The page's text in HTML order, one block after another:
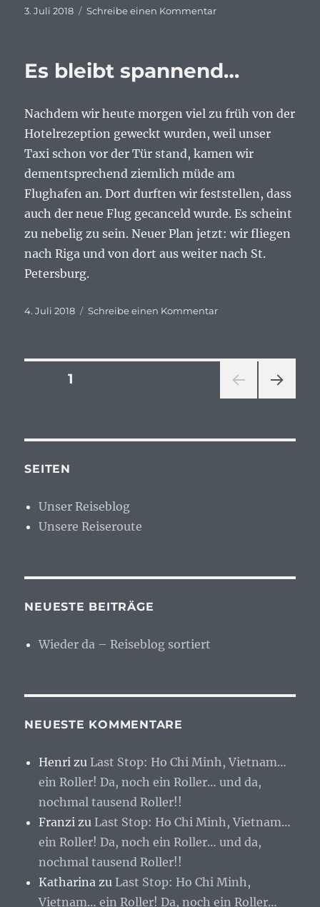
Veröffentlicht
3. Juli 2018 Schreibe einen Kommentarzu
Es bleibt spannend…
Nachdem wir heute morgen viel zu früh von der
Hotelrezeption geweckt wurden, weil unser
Taxi schon vor der Tür stand, kamen wir
dementsprechend ziemlich müde am
Flughafen an. Dort durften wir feststellen, dass
auch der neue Flug gecanceld wurde. Es scheint
zu nebelig zu sein. Neuer Plan jetzt: wir fliegen
nach Riga und von dort aus weiter nach St.
Petersburg.
Veröffentlicht
4. Juli 2018 Schreibe einen Kommentarzu
Seitennummerierung
Beiträge
SEITE1
E
SEITEN
Unser Reiseblog
Unsere Reiseroute
NEUESTE BEITRÄGE
Wieder da – Reiseblog sortiert
NEUESTE KOMMENTARE
Henri zu Last Stop: Ho Chi Minh, Vietnam…
ein Roller! Da, noch ein Roller… und da,
nochmal tausend Roller!!
Franzi zu Last Stop: Ho Chi Minh, Vietnam…
ein Roller! Da, noch ein Roller… und da,
nochmal tausend Roller!!
Katharina zu Last Stop: Ho Chi Minh,
Vietnam… ein Roller! Da, noch ein Roller…